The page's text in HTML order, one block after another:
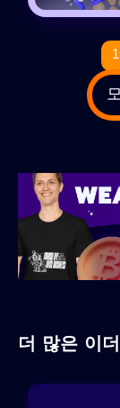
1
더 많은 이